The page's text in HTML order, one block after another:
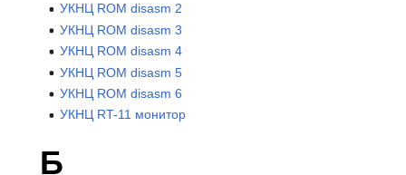
УКНЦ ROM disasm 2
УКНЦ ROM disasm 3
УКНЦ ROM disasm 4
УКНЦ ROM disasm 5
УКНЦ ROM disasm 6
УКНЦ RT-11 монитор
Б